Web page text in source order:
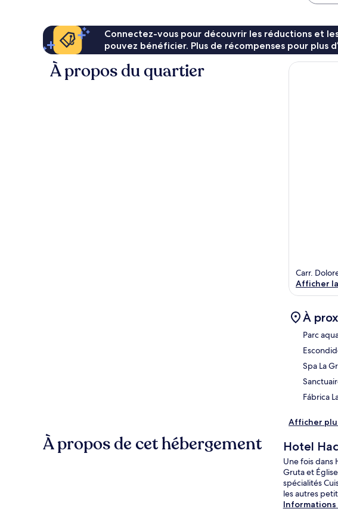
Connectez-vous pour découvrir les réductions et
pouvez bénéficier. Plus de récompenses pour plus
À propos du quartier
Carr.
Afficher
À
Parc
Spa La
Fábrica
Afficher
À propos de cet hébergement Hotel
Une fois dans
Gruta et
spécialités
les autres